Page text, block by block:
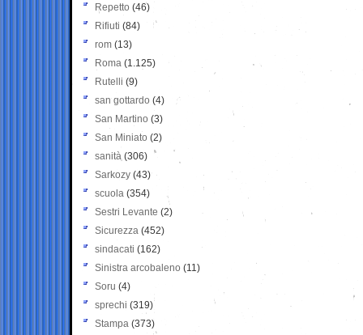
Repetto (46)
Rifiuti (84)
rom (13)
Roma (1.125)
Rutelli (9)
san gottardo (4)
San Martino (3)
San Miniato (2)
sanità (306)
Sarkozy (43)
scuola (354)
Sestri Levante (2)
Sicurezza (452)
sindacati (162)
Sinistra arcobaleno (11)
Soru (4)
sprechi (319)
Stampa (373)